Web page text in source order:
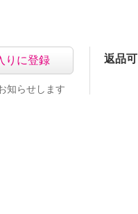
りに登録
知らせします
返品可